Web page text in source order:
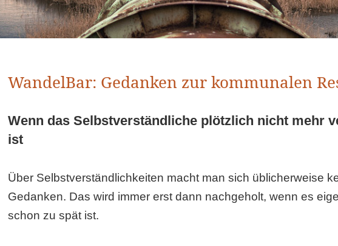
WandelBar: Gedanken zur kommunalen
Wenn das Selbstverständliche plötzlich nicht mehr
ist
Über Selbstverständlichkeiten macht man sich üblicherweise
Gedanken. Das wird immer erst dann nachgeholt, wenn es
schon zu spät ist.